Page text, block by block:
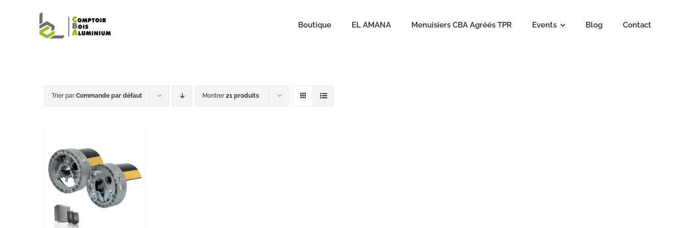
Boutique EL AMANA Menuisiers CBA Agréés TPR Events Blog Contact
Trier parCommande par défaut Montrer21 produits